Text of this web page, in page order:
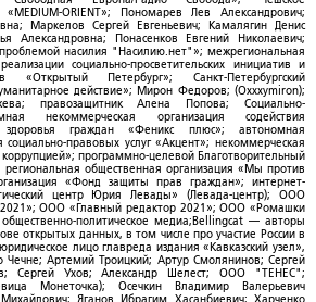
ORIENT»; Пономарев Лев Александрович;
Маркелов Сергей Евгеньевич; Камалягин Денис
Александровна; Понасенков Евгений Николаевич;
насилия "Насилию.нет"»; межрегиональная
социально-просветительских инициатив и
«Открытый Петербург»; Санкт-Петербургский
действие»; Мирон Федоров; (Oxxxymiron);
правозащитник Алена Попова; Социально-
некоммерческая организация содействия
граждан «Феникс плюс»; автономная
социально-правовых услуг «Акцент»; некоммерческая
программно-целевой Благотворительный
общественная организация «Мы против
«Фонд защиты прав граждан»; интернет-
центр Юрия Левады» (Левада-центр); ООО
ООО «Главный редактор 2021»; ООО «Ромашки
политическое медиа;Bellingcat — авторы
открытых данных, в том числе про участие России в
лицо главреда издания «Кавказский узел»,
Чечне; Артемий Троицкий; Артур Смолянинов; Сергей
Сергей Ухов; Александр Шелест; ООО "ТЕНЕС";
Монеточка); Осечкин Владимир Валерьевич
Яганов Ибрагим Хасанбиевич; Харченко